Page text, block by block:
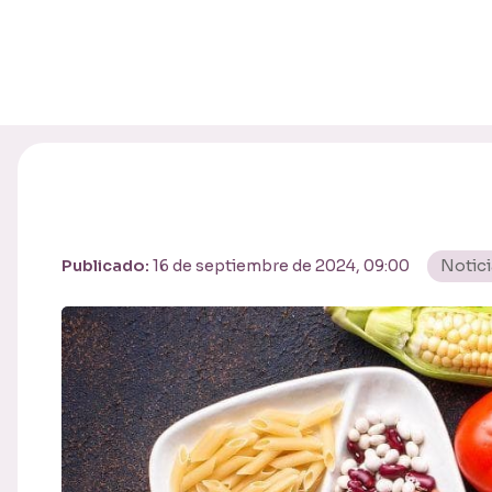
Publicado: 16 de septiembre de 2024, 09:00